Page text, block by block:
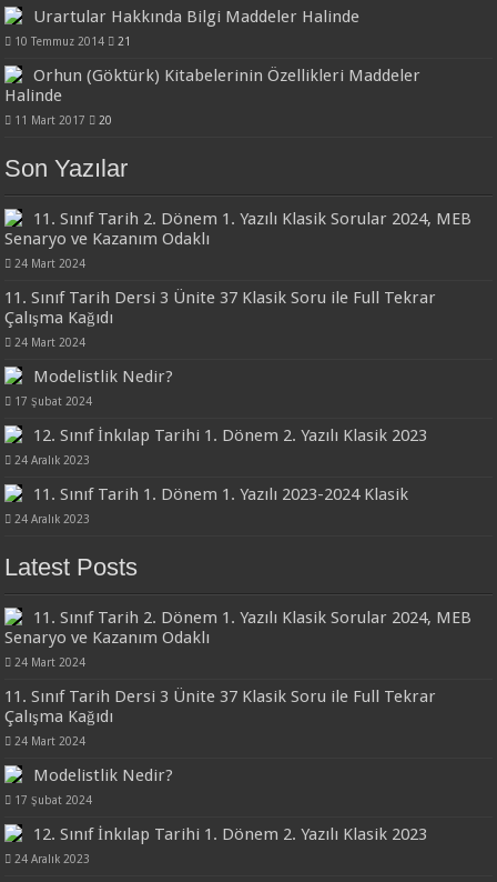
Urartular Hakkında Bilgi Maddeler Halinde
10 Temmuz 2014 21
Orhun (Göktürk) Kitabelerinin Özellikleri Maddeler
Halinde
11 Mart 2017 20
Son Yazılar
11. Sınıf Tarih 2. Dönem 1. Yazılı Klasik Sorular 2024, MEB
Senaryo ve Kazanım Odaklı
24 Mart 2024
11. Sınıf Tarih Dersi 3 Ünite 37 Klasik Soru ile Full Tekrar
Çalışma Kağıdı
24 Mart 2024
Modelistlik Nedir?
17 Şubat 2024
12. Sınıf İnkılap Tarihi 1. Dönem 2. Yazılı Klasik 2023
24 Aralık 2023
11. Sınıf Tarih 1. Dönem 1. Yazılı 2023-2024 Klasik
24 Aralık 2023
Latest Posts
11. Sınıf Tarih 2. Dönem 1. Yazılı Klasik Sorular 2024, MEB
Senaryo ve Kazanım Odaklı
24 Mart 2024
11. Sınıf Tarih Dersi 3 Ünite 37 Klasik Soru ile Full Tekrar
Çalışma Kağıdı
24 Mart 2024
Modelistlik Nedir?
17 Şubat 2024
12. Sınıf İnkılap Tarihi 1. Dönem 2. Yazılı Klasik 2023
24 Aralık 2023